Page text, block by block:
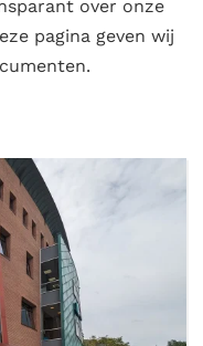
over onze
pagina geven wij